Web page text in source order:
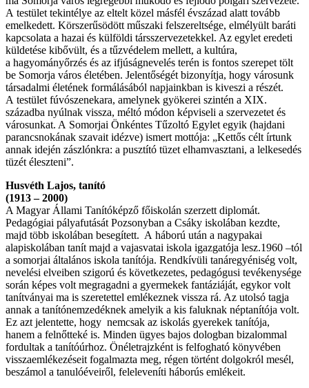
A testület tekintélye az eltelt közel másfél évszázad alatt tovább
emelkedett. Körszerűsödött műszaki felszereltsége, elmélyült baráti
kapcsolata a hazai és külföldi társszervezetekkel. Az egylet eredeti
küldetése kibővült, és a tűzvédelem mellett, a kultúra,
a hagyományőrzés és az ifjúságnevelés terén is fontos szerepet tölt
be Somorja város életében. Jelentőségét bizonyítja, hogy városunk
társadalmi életének formálásából napjainkban is kiveszi a részét.
A testület fúvószenekara, amelynek gyökerei szintén a XIX.
századba nyúlnak vissza, méltó módon képviseli a szervezetet és
városunkat. A Somorjai Önkéntes Tűzoltó Egylet egyik (hajdani
parancsnokának szavait idézve) ismert mottója: „Kettős célt írtunk
annak idején zászlónkra: a pusztító tüzet elhamvasztani, a lelkesedés
tüzét éleszteni”.
Husvéth Lajos, tanító
(1913 – 2000)
A Magyar Állami Tanítóképző főiskolán szerzett diplomát.
Pedagógiai pályafutását Pozsonyban a Csáky iskolában kezdte,
majd több iskolában besegített. A háború után a nagypakai
alapiskolában tanít majd a vajasvatai iskola igazgatója lesz.1960 –tól
a somorjai általános iskola tanítója. Rendkívüli tanáregyéniség volt,
nevelési elveiben szigorú és következetes, pedagógusi tevékenysége
során képes volt megragadni a gyermekek fantáziáját, egykor volt
tanítványai ma is szeretettel emlékeznek vissza rá. Az utolsó tagja
annak a tanítónemzedéknek amelyik a kis faluknak néptanítója volt.
Ez azt jelentette, hogy nemcsak az iskolás gyerekek tanítója,
hanem a felnőtteké is. Minden ügyes bajos dologban bizalommal
fordultak a tanítóúrhoz. Önéletrajzként is felfogható könyvében
visszaemlékezéseit fogalmazta meg, régen történt dolgokról mesél,
beszámol a tanulóéveiről, feleleveníti háborús emlékeit.